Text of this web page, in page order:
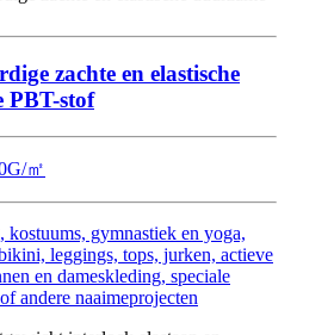
zachte en elastische
PBT-stof
㎡
kostuums, gymnastiek en yoga,
leggings, tops, jurken, actieve
en dameskleding, speciale
andere naaimeprojecten